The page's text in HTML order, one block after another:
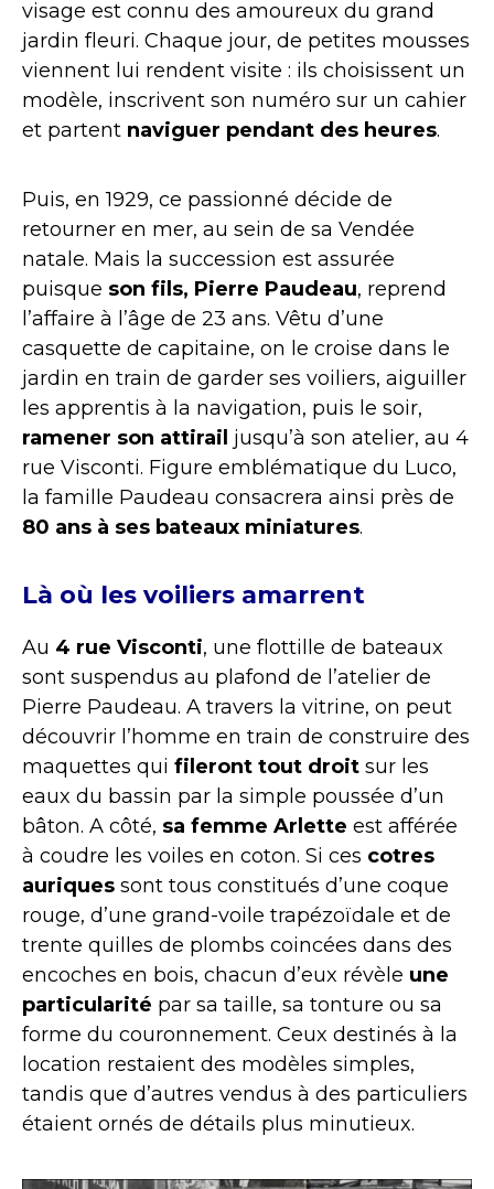
visage est connu des amoureux du grand
jardin fleuri. Chaque jour, de petites mousses
viennent lui rendent visite : ils choisissent un
modèle, inscrivent son numéro sur un cahier
et partent naviguer pendant des heures.
Puis, en 1929, ce passionné décide de
retourner en mer, au sein de sa Vendée
natale. Mais la succession est assurée
puisque son fils, Pierre Paudeau, reprend
l’affaire à l’âge de 23 ans. Vêtu d’une
casquette de capitaine, on le croise dans le
jardin en train de garder ses voiliers, aiguiller
les apprentis à la navigation, puis le soir,
ramener son attirail jusqu’à son atelier, au 4
rue Visconti. Figure emblématique du Luco,
la famille Paudeau consacrera ainsi près de
80 ans à ses bateaux miniatures.
Là où les voiliers amarrent
Au 4 rue Visconti, une flottille de bateaux
sont suspendus au plafond de l’atelier de
Pierre Paudeau. A travers la vitrine, on peut
découvrir l’homme en train de construire des
maquettes qui fileront tout droit sur les
eaux du bassin par la simple poussée d’un
bâton. A côté, sa femme Arlette est afférée
à coudre les voiles en coton. Si ces cotres
auriques sont tous constitués d’une coque
rouge, d’une grand-voile trapézoïdale et de
trente quilles de plombs coincées dans des
encoches en bois, chacun d’eux révèle une
particularité par sa taille, sa tonture ou sa
forme du couronnement. Ceux destinés à la
location restaient des modèles simples,
tandis que d’autres vendus à des particuliers
étaient ornés de détails plus minutieux.